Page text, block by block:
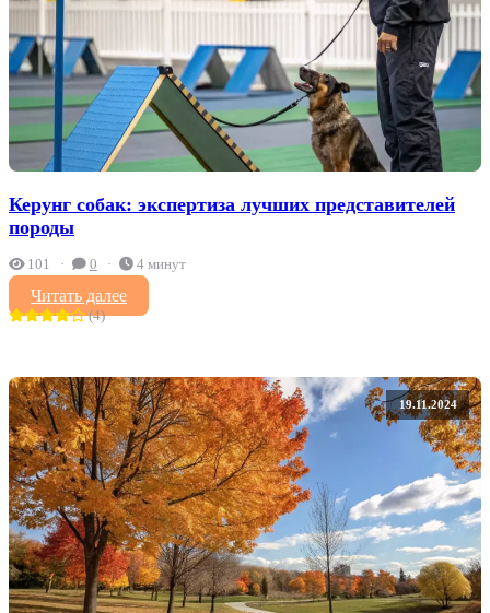
Керунг собак: экспертиза лучших представителей
породы
101 0 4 минут
Читать далее
(4)
19.11.2024